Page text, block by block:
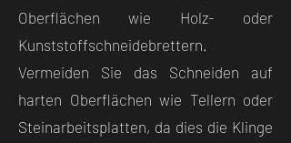
Oberflächen wie Holz- oder
Kunststoffschneidebrettern.
Vermeiden Sie das Schneiden auf
harten Oberflächen wie Tellern oder
Steinarbeitsplatten, da dies die Klinge